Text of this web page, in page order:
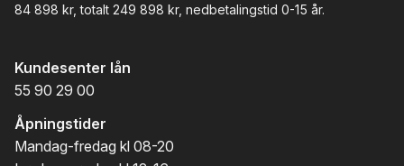
84 898 kr, totalt 249 898 kr, nedbetalingstid 0-15 år.
Kundesenter lån
55 90 29 00
Åpningstider
Mandag-fredag kl 08-20